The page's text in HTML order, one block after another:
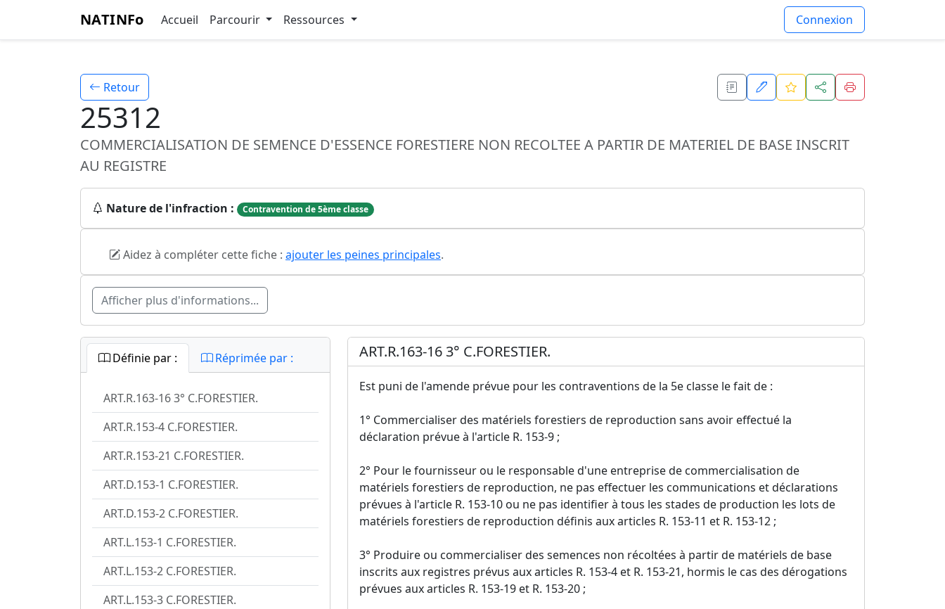
NATINFo Accueil Parcourir Ressources Connexion
Retour
25312
COMMERCIALISATION DE SEMENCE D'ESSENCE FORESTIERE NON RECOLTEE A PARTIR DE MATERIEL DE BASE INSCRIT
AU REGISTRE
Nature de l'infraction : Contravention de 5ème classe
Aidez à compléter cette fiche : ajouter les peines principales.
Afficher plus d'informations...
Définie par : Réprimée par :
ART.R.163-16 3° C.FORESTIER.
ART.R.153-4 C.FORESTIER.
ART.R.153-21 C.FORESTIER.
ART.D.153-1 C.FORESTIER.
ART.D.153-2 C.FORESTIER.
ART.L.153-1 C.FORESTIER.
ART.L.153-2 C.FORESTIER.
ART.L.153-3 C.FORESTIER.
ART.R.163-16 3° C.FORESTIER.
Est puni de l'amende prévue pour les contraventions de la 5e classe le fait de :
1° Commercialiser des matériels forestiers de reproduction sans avoir effectué la
déclaration prévue à l'article R. 153-9 ;
2° Pour le fournisseur ou le responsable d'une entreprise de commercialisation de
matériels forestiers de reproduction, ne pas effectuer les communications et déclarations
prévues à l'article R. 153-10 ou ne pas identifier à tous les stades de production les lots de
matériels forestiers de reproduction définis aux articles R. 153-11 et R. 153-12 ;
3° Produire ou commercialiser des semences non récoltées à partir de matériels de base
inscrits aux registres prévus aux articles R. 153-4 et R. 153-21, hormis le cas des dérogations
prévues aux articles R. 153-19 et R. 153-20 ;